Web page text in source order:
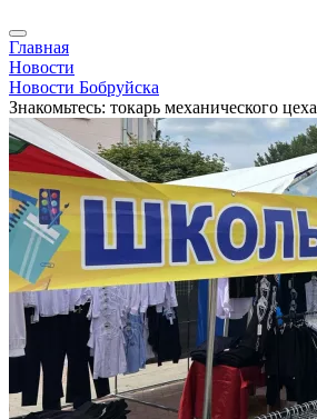
Главная
Новости
Новости Бобруйска
Знакомьтесь: токарь механического цеха